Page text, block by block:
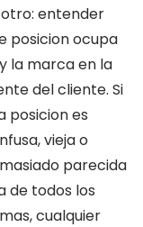
entender
posicion ocupa
la marca en la
del cliente. Si
posicion es
vieja o
parecida
de todos los
cualquier